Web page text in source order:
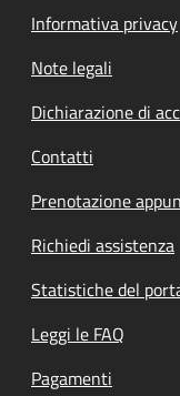
Informativa privacy
Note legali
Dichiarazione di
Contatti
Prenotazione
Richiedi assistenza
Statistiche del
Leggi le FAQ
Pagamenti